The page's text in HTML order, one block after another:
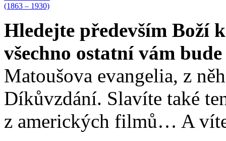
Hledejte především Boží
všechno ostatní vám
Matoušova evangelia, z
Díkůvzdání. Slavíte také
z amerických filmů… A